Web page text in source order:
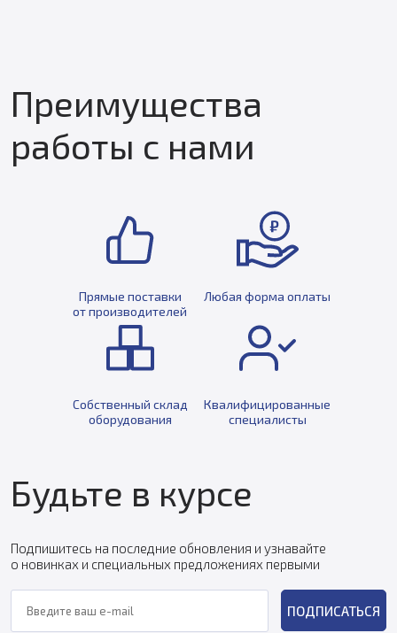
Преимущества
работы с нами
Прямые поставки
от производителей
Любая форма оплаты
Собственный склад
оборудования
Квалифицированные
специалисты
Будьте в курсе
Подпишитесь на последние обновления и узнавайте
о новинках и специальных предложениях первыми
ПОДПИСАТЬСЯ